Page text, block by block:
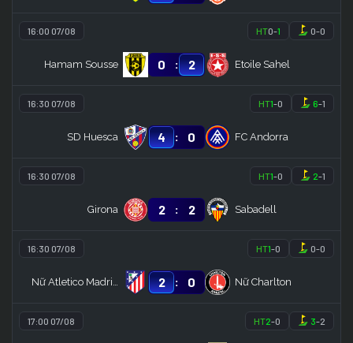
16:00 07/08 HT0-1 0-0
Hamam Sousse 0 : 2 Etoile Sahel
16:30 07/08 HT1-0 6-1
SD Huesca 4 : 0 FC Andorra
16:30 07/08 HT1-0 2-1
Girona 2 : 2 Sabadell
16:30 07/08 HT1-0 0-0
Nữ Atletico Madrid 2 : 0 Nữ Charlton
17:00 07/08 HT2-0 3-2